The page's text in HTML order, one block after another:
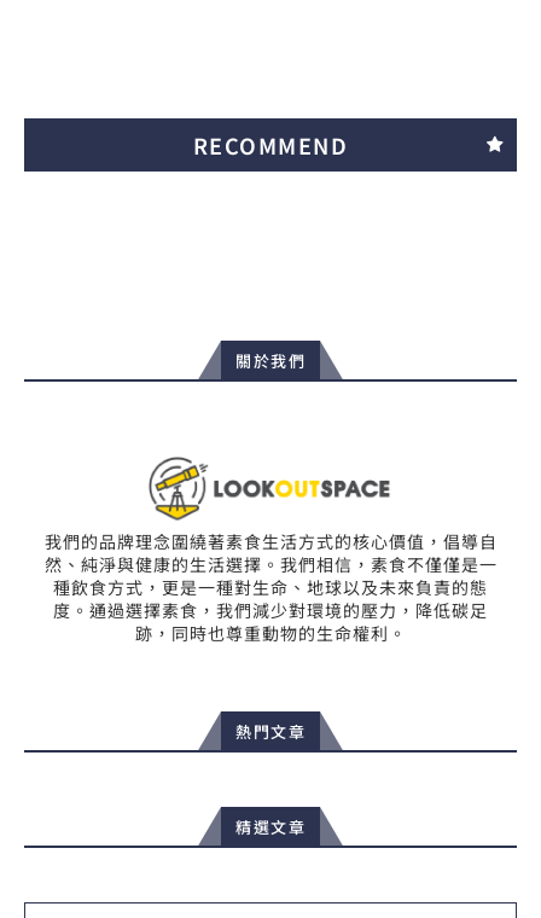
RECOMMEND
關於我們
我們的品牌理念圍繞著素食生活方式的核心價值，倡導自
然、純淨與健康的生活選擇。我們相信，素食不僅僅是一
種飲食方式，更是一種對生命、地球以及未來負責的態
度。通過選擇素食，我們減少對環境的壓力，降低碳足
跡，同時也尊重動物的生命權利。
熱門文章
精選文章